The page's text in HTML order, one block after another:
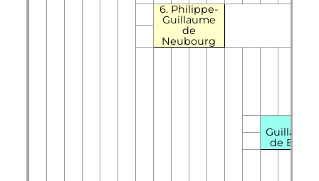
6. Philippe-
Guillaume
de
Neubourg
de